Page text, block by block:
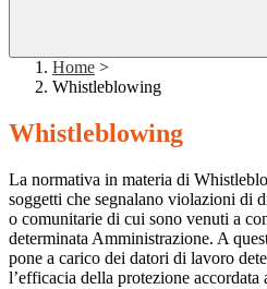
Home >
Whistleblowing
Whistleblowing
La normativa in materia di
soggetti che segnalano violazioni di
o comunitarie di cui sono venuti a
determinata Amministrazione. A
pone a carico dei datori di lavoro
l’efficacia della protezione